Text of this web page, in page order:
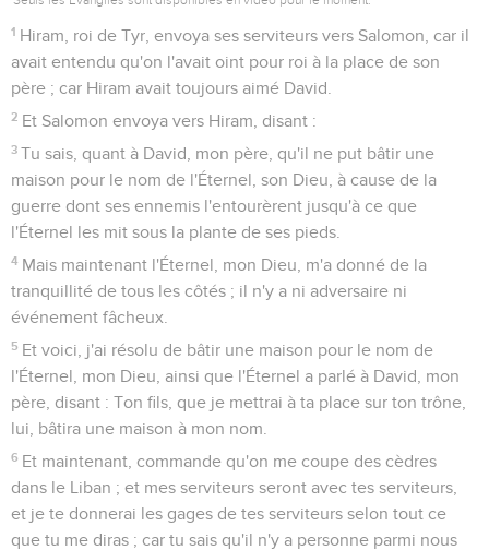
1 Hiram, roi de Tyr, envoya ses serviteurs vers Salomon, car il
avait entendu qu'on l'avait oint pour roi à la place de son
père ; car Hiram avait toujours aimé David.
2 Et Salomon envoya vers Hiram, disant :
3 Tu sais, quant à David, mon père, qu'il ne put bâtir une
maison pour le nom de l'Éternel, son Dieu, à cause de la
guerre dont ses ennemis l'entourèrent jusqu'à ce que
l'Éternel les mit sous la plante de ses pieds.
4 Mais maintenant l'Éternel, mon Dieu, m'a donné de la
tranquillité de tous les côtés ; il n'y a ni adversaire ni
événement fâcheux.
5 Et voici, j'ai résolu de bâtir une maison pour le nom de
l'Éternel, mon Dieu, ainsi que l'Éternel a parlé à David, mon
père, disant : Ton fils, que je mettrai à ta place sur ton trône,
lui, bâtira une maison à mon nom.
6 Et maintenant, commande qu'on me coupe des cèdres
dans le Liban ; et mes serviteurs seront avec tes serviteurs,
et je te donnerai les gages de tes serviteurs selon tout ce
que tu me diras ; car tu sais qu'il n'y a personne parmi nous